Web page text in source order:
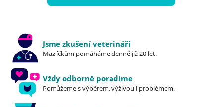
Jsme zkušení veterináři
Mazlíčkům pomáháme denně již 20 let.
Vždy odborně poradíme
Pomůžeme s výběrem, výživou i problémem.